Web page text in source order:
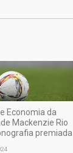
Economia da
Mackenzie Rio
premiada